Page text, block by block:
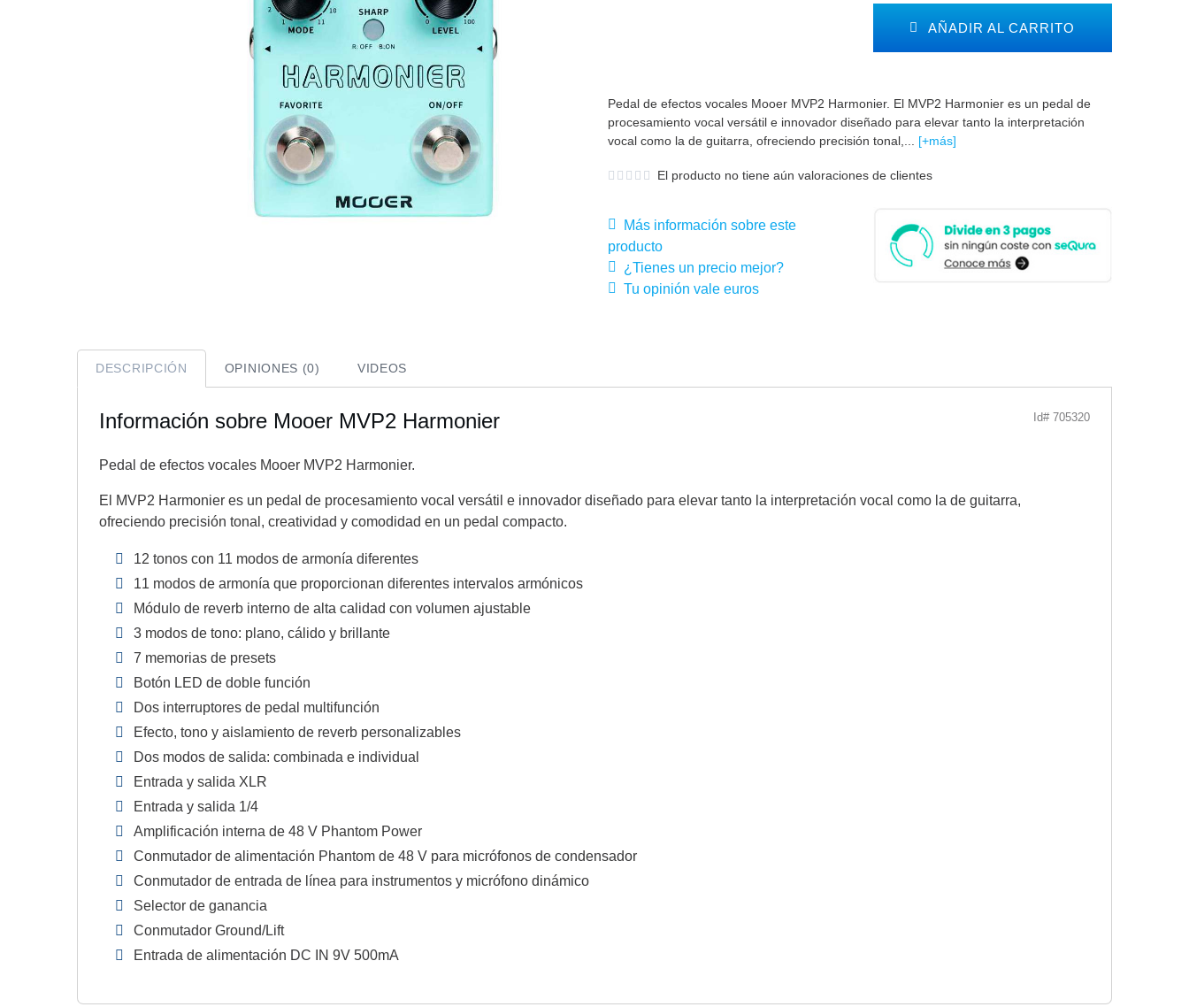
AÑADIR AL CARRITO
Pedal de efectos vocales Mooer MVP2 Harmonier. El MVP2 Harmonier es un pedal de
procesamiento vocal versátil e innovador diseñado para elevar tanto la interpretación
vocal como la de guitarra, ofreciendo precisión tonal,... [+más]
El producto no tiene aún valoraciones de clientes
Más información sobre este
producto
¿Tienes un precio mejor?
Tu opinión vale euros
DESCRIPCIÓN OPINIONES (0) VIDEOS
Información sobre Mooer MVP2 Harmonier Id# 705320
Pedal de efectos vocales Mooer MVP2 Harmonier.
El MVP2 Harmonier es un pedal de procesamiento vocal versátil e innovador diseñado para elevar tanto la interpretación vocal como la de guitarra,
ofreciendo precisión tonal, creatividad y comodidad en un pedal compacto.
12 tonos con 11 modos de armonía diferentes
11 modos de armonía que proporcionan diferentes intervalos armónicos
Módulo de reverb interno de alta calidad con volumen ajustable
3 modos de tono: plano, cálido y brillante
7 memorias de presets
Botón LED de doble función
Dos interruptores de pedal multifunción
Efecto, tono y aislamiento de reverb personalizables
Dos modos de salida: combinada e individual
Entrada y salida XLR
Entrada y salida 1/4
Amplificación interna de 48 V Phantom Power
Conmutador de alimentación Phantom de 48 V para micrófonos de condensador
Conmutador de entrada de línea para instrumentos y micrófono dinámico
Selector de ganancia
Conmutador Ground/Lift
Entrada de alimentación DC IN 9V 500mA